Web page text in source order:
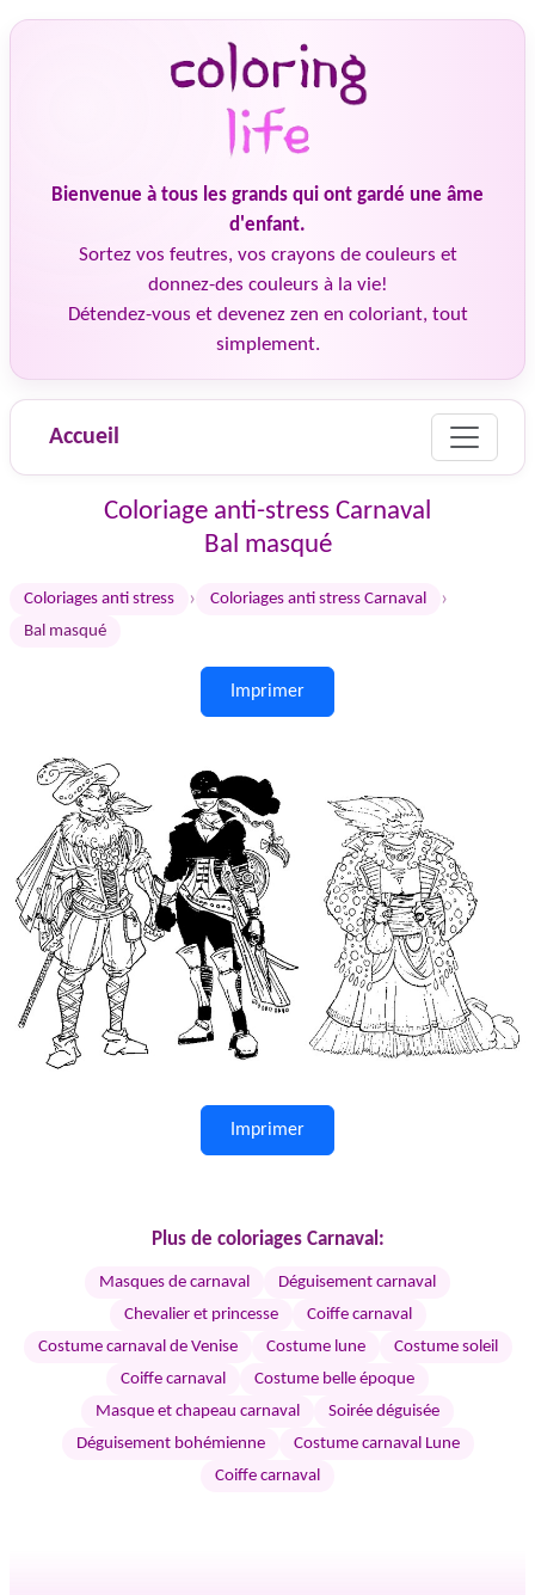
Bienvenue à tous les grands qui ont gardé une âme
d'enfant.
Sortez vos feutres, vos crayons de couleurs et
donnez-des couleurs à la vie!
Détendez-vous et devenez zen en coloriant, tout
simplement.
Accueil
Coloriage anti-stress Carnaval
Bal masqué
Coloriages anti stress › Coloriages anti stress Carnaval ›
Bal masqué
Imprimer
Imprimer
Plus de coloriages Carnaval:
Masques de carnaval
Déguisement carnaval
Chevalier et princesse
Coiffe carnaval
Costume carnaval de Venise
Costume lune
Costume soleil
Coiffe carnaval
Costume belle époque
Masque et chapeau carnaval
Soirée déguisée
Déguisement bohémienne
Costume carnaval Lune
Coiffe carnaval